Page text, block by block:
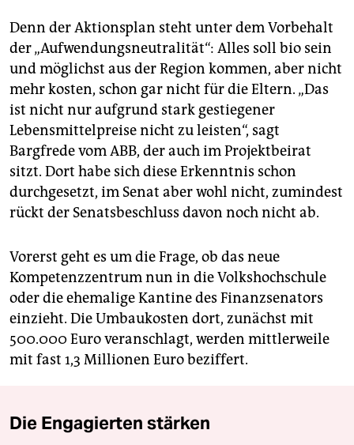
Denn der Aktionsplan steht unter dem Vorbehalt
der „Aufwendungsneutralität“: Alles soll bio sein
und möglichst aus der Region kommen, aber nicht
mehr kosten, schon gar nicht für die Eltern. „Das
ist nicht nur aufgrund stark gestiegener
Lebensmittelpreise nicht zu leisten“, sagt
Bargfrede vom ABB, der auch im Projektbeirat
sitzt. Dort habe sich diese Erkenntnis schon
durchgesetzt, im Senat aber wohl nicht, zumindest
rückt der Senatsbeschluss davon noch nicht ab.
Vorerst geht es um die Frage, ob das neue
Kompetenzzentrum nun in die Volkshochschule
oder die ehemalige Kantine des Finanzsenators
einzieht. Die Umbaukosten dort, zunächst mit
500.000 Euro veranschlagt, werden mittlerweile
mit fast 1,3 Millionen Euro beziffert.
Die Engagierten stärken